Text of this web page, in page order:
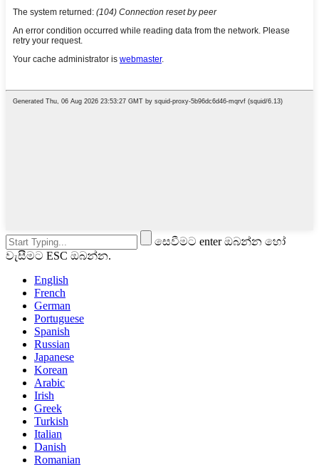
සෙවීමට enter ඔබන්න හෝ
වැසීමට ESC ඔබන්න.
English
French
German
Portuguese
Spanish
Russian
Japanese
Korean
Arabic
Irish
Greek
Turkish
Italian
Danish
Romanian